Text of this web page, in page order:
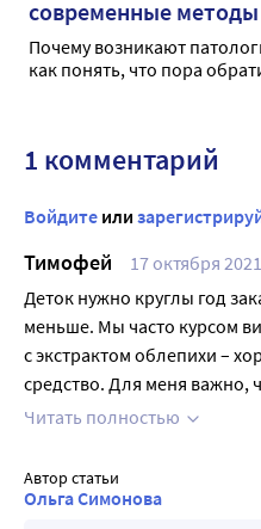
современные
Почему возникают
как понять, что пора
1 комментарий
Войдите или
Тимофей
17 октября
Деток нужно круглы год
меньше. Мы часто курсом
с экстрактом облепихи –
средство. Для меня важно,
искусственных красителей.
Читать полностью
Автор статьи
Ольга Симонова